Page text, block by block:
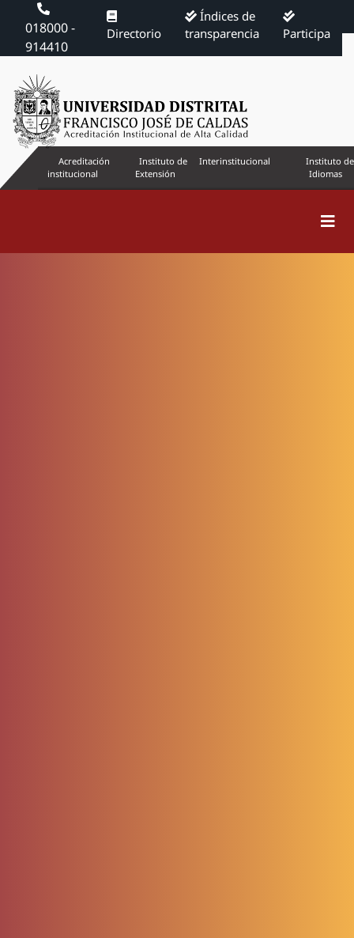
018000 -
914410
Directorio
Índices de
transparencia
Participa
Acreditación
institucional
Instituto de
Extensión
Interinstitucional
Instituto de
Idiomas